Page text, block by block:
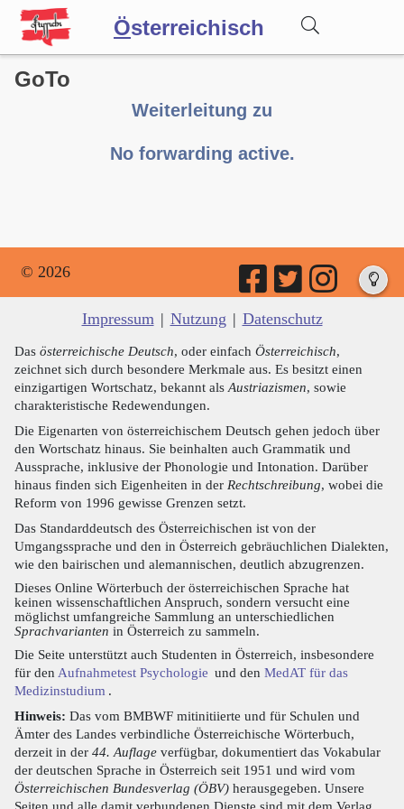
Österreichisch
Wörterbuch
GoTo
Weiterleitung zu
No forwarding active.
© 2026
Impressum | Nutzung | Datenschutz
Das österreichische Deutsch, oder einfach Österreichisch,
zeichnet sich durch besondere Merkmale aus. Es besitzt einen
einzigartigen Wortschatz, bekannt als Austriazismen, sowie
charakteristische Redewendungen.
Die Eigenarten von österreichischem Deutsch gehen jedoch über
den Wortschatz hinaus. Sie beinhalten auch Grammatik und
Aussprache, inklusive der Phonologie und Intonation. Darüber
hinaus finden sich Eigenheiten in der Rechtschreibung, wobei die
Reform von 1996 gewisse Grenzen setzt.
Das Standarddeutsch des Österreichischen ist von der
Umgangssprache und den in Österreich gebräuchlichen Dialekten,
wie den bairischen und alemannischen, deutlich abzugrenzen.
Dieses Online Wörterbuch der österreichischen Sprache hat
keinen wissenschaftlichen Anspruch, sondern versucht eine
möglichst umfangreiche Sammlung an unterschiedlichen
Sprachvarianten in Österreich zu sammeln.
Die Seite unterstützt auch Studenten in Österreich, insbesondere
für den Aufnahmetest Psychologie und den MedAT für das
Medizinstudium .
Hinweis: Das vom BMBWF mitinitiierte und für Schulen und
Ämter des Landes verbindliche Österreichische Wörterbuch,
derzeit in der 44. Auflage verfügbar, dokumentiert das Vokabular
der deutschen Sprache in Österreich seit 1951 und wird vom
Österreichischen Bundesverlag (ÖBV) herausgegeben. Unsere
Seiten und alle damit verbundenen Dienste sind mit dem Verlag